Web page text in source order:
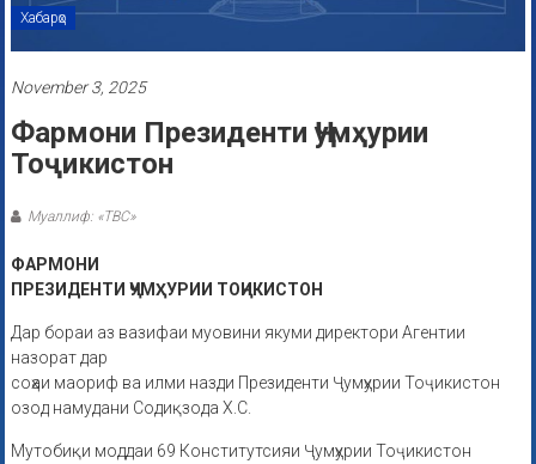
Хабарҳо
November 3, 2025
Фармони Президенти Ҷумҳурии
Тоҷикистон
Муаллиф: «ТВС»
ФАРМОНИ
ПРЕЗИДЕНТИ ҶУМҲУРИИ ТОҶИКИСТОН
Дар бораи аз вазифаи муовини якуми директори Агентии
назорат дар
соҳаи маориф ва илми назди Президенти Ҷумҳурии Тоҷикистон
озод намудани Содиқзода Х.С.
Мутобиқи моддаи 69 Конститутсияи Ҷумҳурии Тоҷикистон